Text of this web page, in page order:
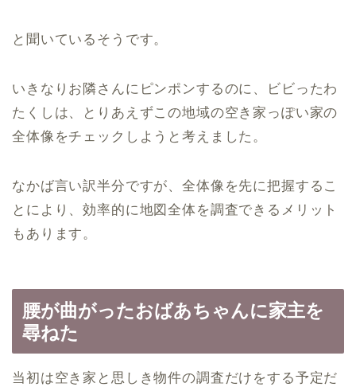
と聞いているそうです。
いきなりお隣さんにピンポンするのに、ビビったわ
たくしは、とりあえずこの地域の空き家っぽい家の
全体像をチェックしようと考えました。
なかば言い訳半分ですが、全体像を先に把握するこ
とにより、効率的に地図全体を調査できるメリット
もあります。
腰が曲がったおばあちゃんに家主を
尋ねた
当初は空き家と思しき物件の調査だけをする予定だ